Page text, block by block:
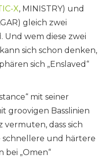
X, MINISTRY) und
gleich zwei
Und wem diese zwei
sich schon denken,
sich „Enslaved“
mit seiner
groovigen Basslinien
vermuten, dass sich
schnellere und härtere
bei „Omen“